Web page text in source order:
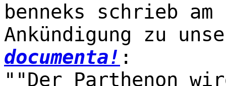
benneks schrieb
Ankündigung zu
documenta! :
""Der Parthenon